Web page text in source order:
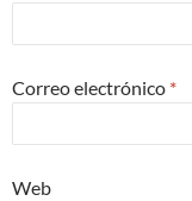
Correo electrónico *
Web